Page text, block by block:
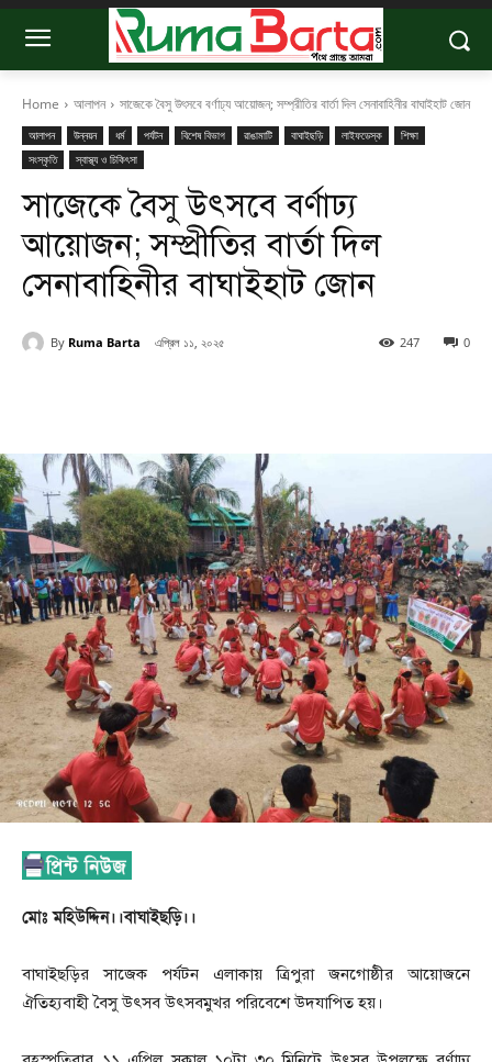
Home আলাপন সাজেকে বৈসু উৎসবে বর্ণাঢ্য আয়োজন; সম্প্রীতির বার্তা দিল সেনাবাহিনীর বাঘাইহাট জোন
আলাপন উন্নয়ন ধর্ম পর্যটন বিশেষ বিভাগ রাঙামাটি বাঘাইছড়ি লাইফডেস্ক
শিক্ষা
সংস্কৃতি
স্বাস্থ্য ও চিকিৎসা
সাজেকে বৈসু উৎসবে বর্ণাঢ্য
আয়োজন; সম্প্রীতির বার্তা দিল
সেনাবাহিনীর বাঘাইহাট জোন
By Ruma Barta এপ্রিল ১১, ২০২৫ 0
247
মোঃ মহিউদ্দিন।।বাঘাইছড়ি।।
বাঘাইছড়ির সাজেক পর্যটন এলাকায় ত্রিপুরা জনগোষ্ঠীর আয়োজনে
ঐতিহ্যবাহী বৈসু উৎসব উৎসবমুখর পরিবেশে উদযাপিত হয়।